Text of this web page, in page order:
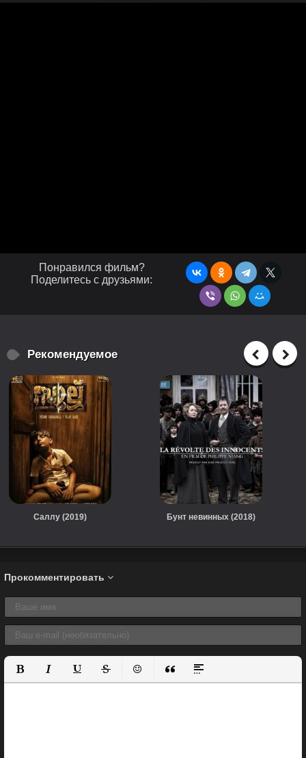
Понравился фильм?
Поделитесь с друзьями:
Рекомендуемое
Саллу (2019) Бунт невинных (2018)
Прокомментировать
Полужирный
КурсивПодчеркнутый
ЗачеркнутыйВставить смайлик
Вставка цитаты
Вставка спойлера